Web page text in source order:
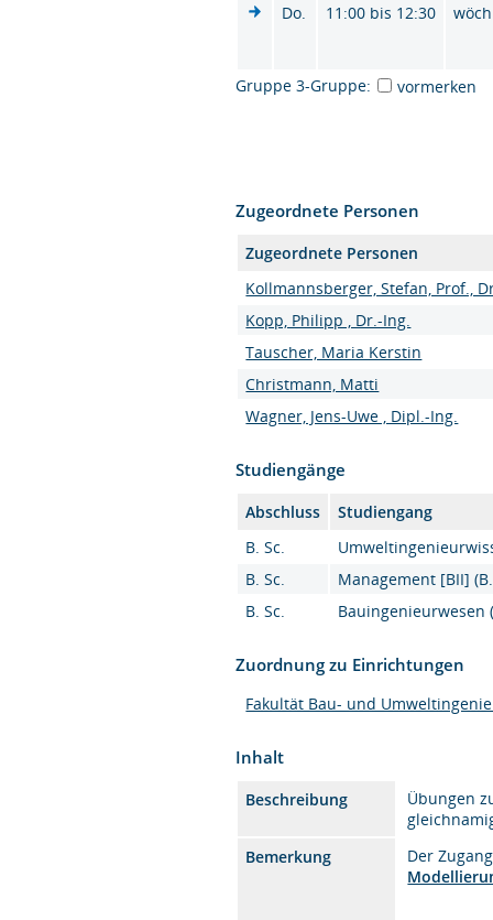
Do. 11:00 bis 12:30
Gruppe 3-Gruppe: vormerken
Zugeordnete Personen
Zugeordnete Personen
Kollmannsberger, Stefan, Prof.,
Kopp, Philipp , Dr.-Ing.
Tauscher, Maria Kerstin
Christmann, Matti
Wagner, Jens-Uwe , Dipl.-Ing.
Studiengänge
Abschluss
Studiengang
B. Sc.
B. Sc.
Management [BII]
B. Sc.
Bauingenieurwesen
Zuordnung zu Einrichtungen
Fakultät Bau- und
Inhalt
Beschreibung
Übungen
Bemerkung
Der